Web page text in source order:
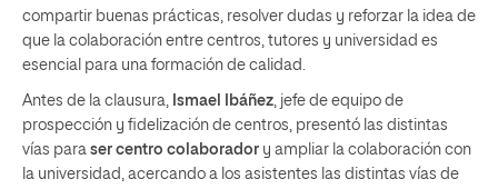
compartir buenas prácticas, resolver dudas y reforzar la idea de
que la colaboración entre centros, tutores y universidad es
esencial para una formación de calidad.
Antes de la clausura, Ismael Ibáñez , jefe de equipo de
prospección y fidelización de centros, presentó las distintas
vías para ser centro colaborador y ampliar la colaboración con
la universidad, acercando a los asistentes las distintas vías de